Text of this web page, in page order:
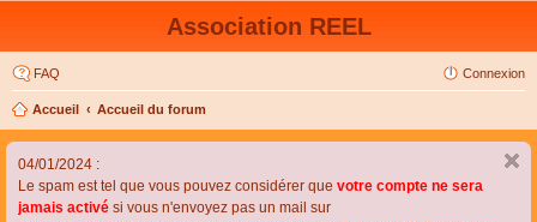
Association REEL
FAQ Connexion
Accueil Accueil du forum
04/01/2024 :
Le spam est tel que vous pouvez considérer que votre compte ne sera
jamais activé si vous n'envoyez pas un mail sur